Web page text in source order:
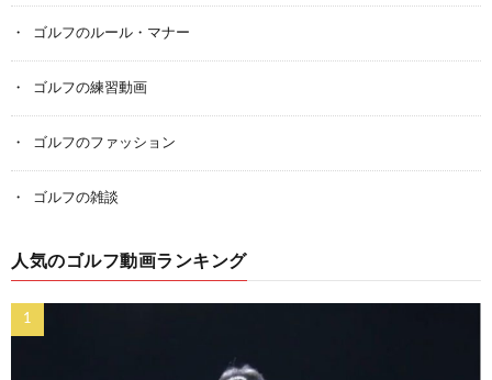
ゴルフのルール・マナー
ゴルフの練習動画
ゴルフのファッション
ゴルフの雑談
人気のゴルフ動画ランキング